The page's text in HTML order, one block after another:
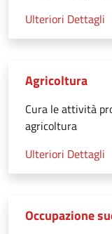
Ulteriori Dettagli
Agricoltura
Cura le attività
agricoltura
Ulteriori Dettagli
Occupazione